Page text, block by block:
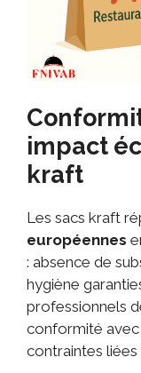
impact
kraft
Les sacs kraft
européennes
: absence de
hygiène
professionnels
conformité avec
contraintes liées